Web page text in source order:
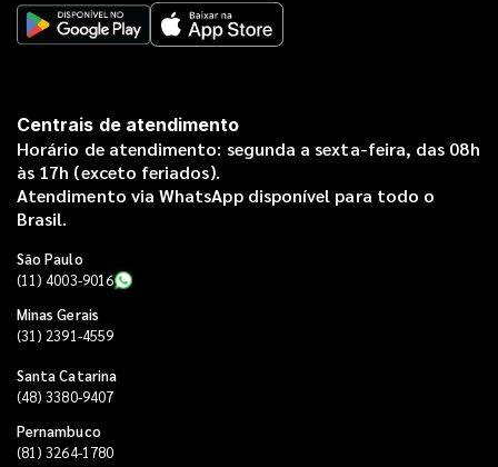
Centrais de atendimento
Horário de atendimento: segunda a sexta-feira, das 08h
às 17h (exceto feriados).
Atendimento via WhatsApp disponível para todo o
Brasil.
São Paulo
(11) 4003-9016
Minas Gerais
(31) 2391-4559
Santa Catarina
(48) 3380-9407
Pernambuco
(81) 3264-1780